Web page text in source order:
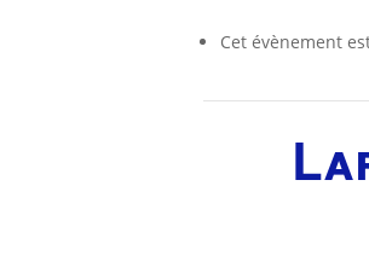
Cet évènement